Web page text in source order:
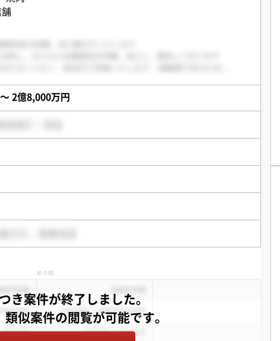
舗
2億8,000万円
き案件が終了しました。